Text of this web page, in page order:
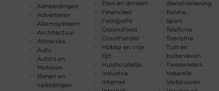
Aanbiedingen
Adverteren
Alarmsysteem
Architectuur
Attracties
Auto
Auto's en
Motoren
Banen en
opleidingen
Eten en drinken
Financieel
Fotografie
Gezondheid
Groothandel
Hobby en vrije
tijd
Huishoudelijk
Industrie
Internet
dienstverlening
Relatie
Sport
Telefonie
Toerisme
Tuin en
buitenleven
Tweewielers
Vakantie
Verbouwen